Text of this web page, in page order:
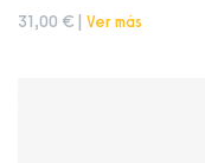
31,00 € | Ver más